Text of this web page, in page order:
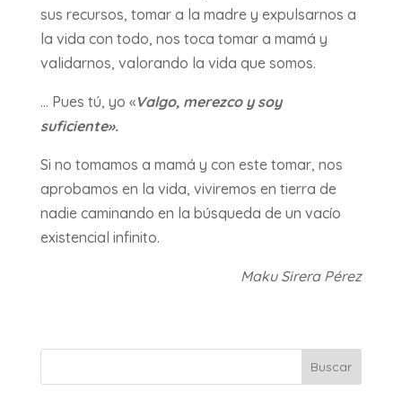
sus recursos, tomar a la madre y expulsarnos a
la vida con todo, nos toca tomar a mamá y
validarnos, valorando la vida que somos.
… Pues tú, yo «Valgo, merezco y soy
suficiente».
Si no tomamos a mamá y con este tomar, nos
aprobamos en la vida, viviremos en tierra de
nadie caminando en la búsqueda de un vacío
existencial infinito.
Maku Sirera Pérez